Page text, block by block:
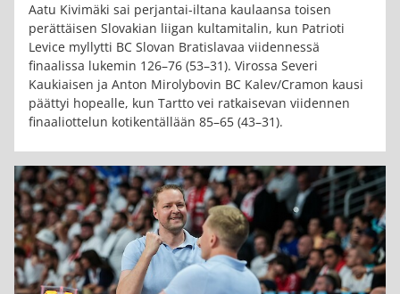
Aatu Kivimäki sai perjantai-iltana kaulaansa toisen
perättäisen Slovakian liigan kultamitalin, kun Patrioti
Levice myllytti BC Slovan Bratislavaa viidennessä
finaalissa lukemin 126–76 (53–31). Virossa Severi
Kaukiaisen ja Anton Mirolybovin BC Kalev/Cramon kausi
päättyi hopealle, kun Tartto vei ratkaisevan viidennen
finaaliottelun kotikentällään 85–65 (43–31).